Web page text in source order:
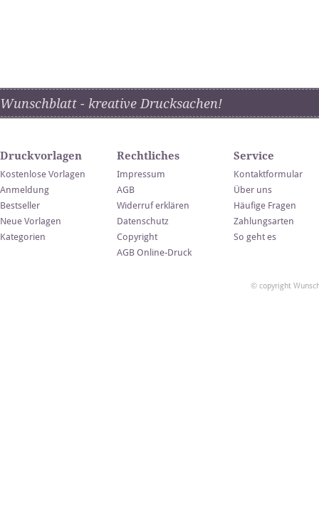
Wunschblatt - kreative Drucksachen!
Druckvorlagen
Kostenlose Vorlagen
Anmeldung
Bestseller
Neue Vorlagen
Kategorien
Rechtliches
Impressum
AGB
Widerruf erklären
Datenschutz
Copyright
AGB Online-Druck
Service
Kontaktformular
Über uns
Häufige Fragen
Zahlungsarten
So geht es
© copyright